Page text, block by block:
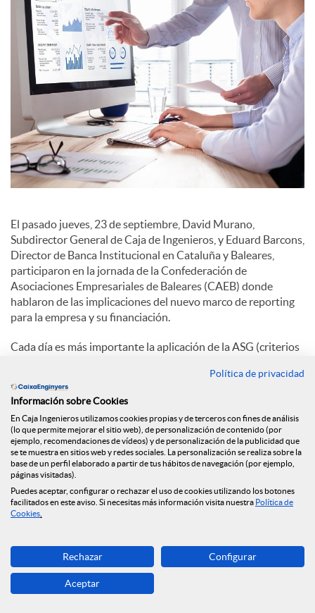
e
s
El pasado jueves, 23 de septiembre, David Murano,
Subdirector General de Caja de Ingenieros, y Eduard Barcons,
Director de Banca Institucional en Cataluña y Baleares,
participaron en la jornada de la Confederación de
Asociaciones Empresariales de Baleares (CAEB) donde
hablaron de las implicaciones del nuevo marco de reporting
para la empresa y su financiación.
Cada día es más importante la aplicación de la ASG (criterios
empresas, y el paquete legislativo sobre financiación
sostenible marca un antes y después en las obligaciones de
reporting en materia de sostenibilidad.
En la ponencia se explicó el marco regulatorio, el posible
tratamiento que harán las entidades financieras y las
obligaciones y posibles estrategias que deberían tener en
consideración las empresas.
Sigue este enlace para volver a ver la sesión:
C
Política de privacidad
Información sobre Cookies
En Caja Ingenieros utilizamos cookies propias y de terceros con fines de análisis
(lo que permite mejorar el sitio web), de personalización de contenido (por
ejemplo, recomendaciones de vídeos) y de personalización de la publicidad que
se te muestra en sitios web y redes sociales. La personalización se realiza sobre la
base de un perfil elaborado a partir de tus hábitos de navegación (por ejemplo,
páginas visitadas).
Puedes aceptar, configurar o rechazar el uso de cookies utilizando los botones
facilitados en este aviso. Si necesitas más información visita nuestra Política de
Cookies
Rechazar Configurar
Aceptar